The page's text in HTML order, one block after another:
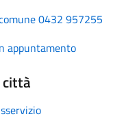
0432 957255
appuntamento
città